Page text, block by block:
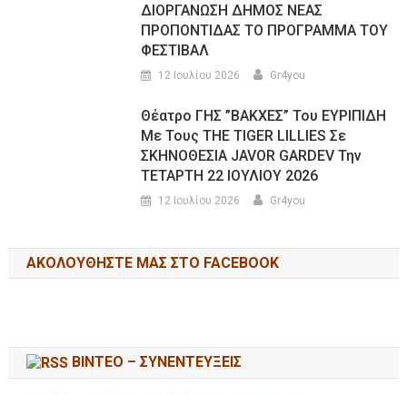
ΔΙΟΡΓΑΝΩΣΗ ΔΗΜΟΣ ΝΕΑΣ
ΠΡΟΠΟΝΤΙΔΑΣ ΤΟ ΠΡΟΓΡΑΜΜΑ ΤΟΥ
ΦΕΣΤΙΒΑΛ
12 Ιουλίου 2026 Gr4you
Θέατρο ΓΗΣ ”ΒΑΚΧΕΣ” Του ΕΥΡΙΠΙΔΗ
Με Τους THE TIGER LILLIES Σε
ΣΚΗΝΟΘΕΣΙΑ JAVOR GARDEV Την
ΤΕΤΑΡΤΗ 22 ΙΟΥΛΙΟΥ 2026
12 Ιουλίου 2026 Gr4you
ΑΚΟΛΟΥΘΉΣΤΕ ΜΑΣ ΣΤΟ FACEBOOK
ΒΙΝΤΕΟ – ΣΥΝΕΝΤΕΥΞΕΙΣ